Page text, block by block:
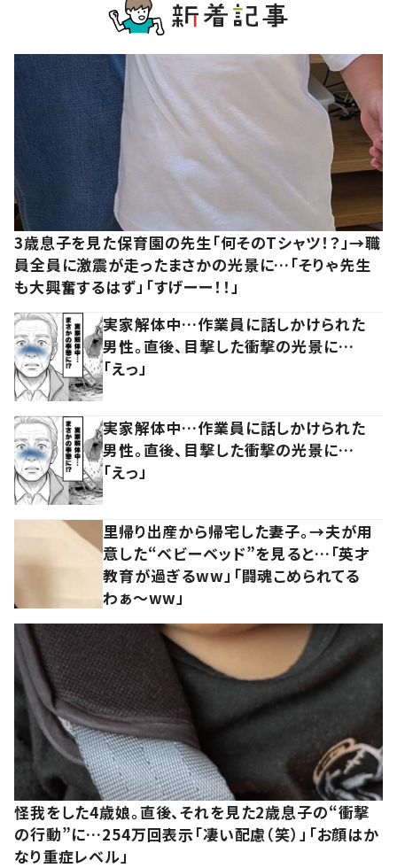
3歳息子を見た保育園の先生「何そのTシャツ！？」→職
員全員に激震が走ったまさかの光景に…「そりゃ先生
も大興奮するはず」「すげーー！！」
実家解体中…作業員に話しかけられた
男性。直後、目撃した衝撃の光景に…
「えっ」
実家解体中…作業員に話しかけられた
男性。直後、目撃した衝撃の光景に…
「えっ」
里帰り出産から帰宅した妻子。→夫が用
意した“ベビーベッド”を見ると…「英才
教育が過ぎるww」「闘魂こめられてる
わぁ～ww」
怪我をした4歳娘。直後、それを見た2歳息子の“衝撃
の行動”に…254万回表示「凄い配慮（笑）」「お顔はか
なり重症レベル」